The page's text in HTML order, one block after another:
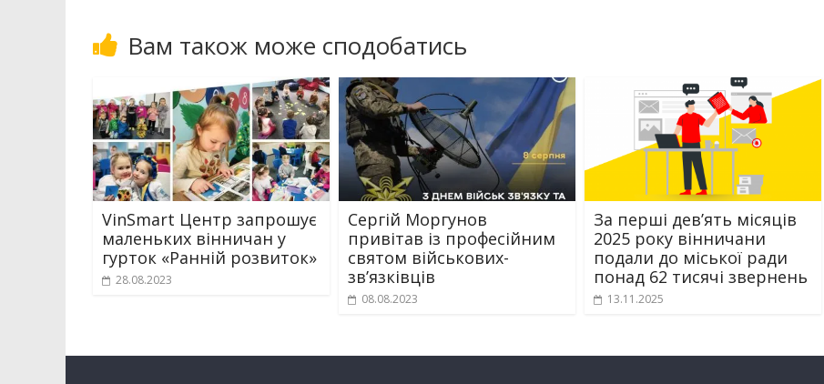
Вам також може сподобатись
VinSmart Центр запрошує
маленьких вінничан у
гурток «Ранній розвиток»
28.08.2023
Сергій Моргунов
привітав із професійним
святом військових-
зв’язківців
08.08.2023
За перші дев’ять місяців
2025 року вінничани
подали до міської ради
понад 62 тисячі звернень
13.11.2025